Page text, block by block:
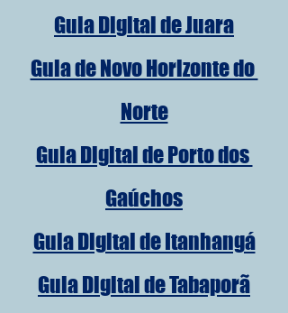
Guia Digital de Juara
Guia de Novo Horizonte do
Norte
Guia Digital de Porto dos
Gaúchos
Guia Digital de Itanhangá
Guia Digital de Tabaporã